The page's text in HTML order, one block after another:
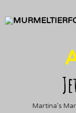
Martina’s